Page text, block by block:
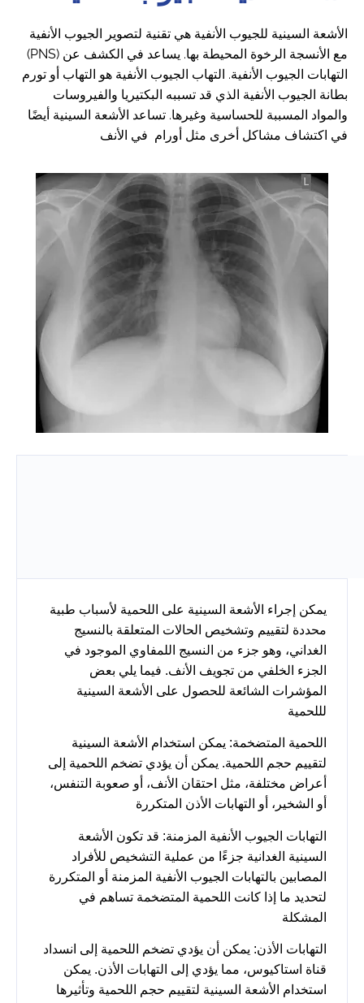
الأشعة السينية للجيوب الأنفية هي تقنية لتصوير الجيوب الأنفية
(PNS) مع الأنسجة الرخوة المحيطة بها. يساعد في الكشف عن
التهابات الجيوب الأنفية. التهاب الجيوب الأنفية هو التهاب أو تورم
بطانة الجيوب الأنفية الذي قد تسببه البكتيريا والفيروسات
والمواد المسببة للحساسية وغيرها. تساعد الأشعة السينية أيضًا
في اكتشاف مشاكل أخرى مثل أورام في الأنف
يمكن إجراء الأشعة السينية على اللحمية لأسباب طبية
محددة لتقييم وتشخيص الحالات المتعلقة بالنسيج
الغداني، وهو جزء من النسيج اللمفاوي الموجود في
الجزء الخلفي من تجويف الأنف. فيما يلي بعض
المؤشرات الشائعة للحصول على الأشعة السينية
لللحمية
اللحمية المتضخمة: يمكن استخدام الأشعة السينية
لتقييم حجم اللحمية. يمكن أن يؤدي تضخم اللحمية إلى
أعراض مختلفة، مثل احتقان الأنف، أو صعوبة التنفس،
أو الشخير، أو التهابات الأذن المتكررة
التهابات الجيوب الأنفية المزمنة: قد تكون الأشعة
السينية الغدانية جزءًا من عملية التشخيص للأفراد
المصابين بالتهابات الجيوب الأنفية المزمنة أو المتكررة
لتحديد ما إذا كانت اللحمية المتضخمة تساهم في
المشكلة
التهابات الأذن: يمكن أن يؤدي تضخم اللحمية إلى انسداد
قناة استاكيوس، مما يؤدي إلى التهابات الأذن. يمكن
استخدام الأشعة السينية لتقييم حجم اللحمية وتأثيرها